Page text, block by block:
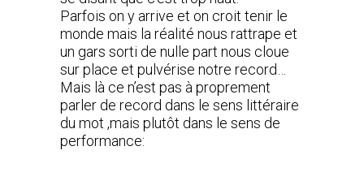
Parfois on y arrive et on croit tenir le
monde mais la réalité nous rattrape et
un gars sorti de nulle part nous cloue
sur place et pulvérise notre record…
Mais là ce n’est pas à proprement
parler de record dans le sens littéraire
du mot ,mais plutôt dans le sens de
performance: